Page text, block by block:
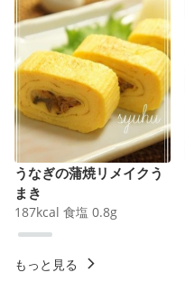
うなぎの蒲焼リメイクう
まき
187kcal 食塩 0.8g
もっと見る